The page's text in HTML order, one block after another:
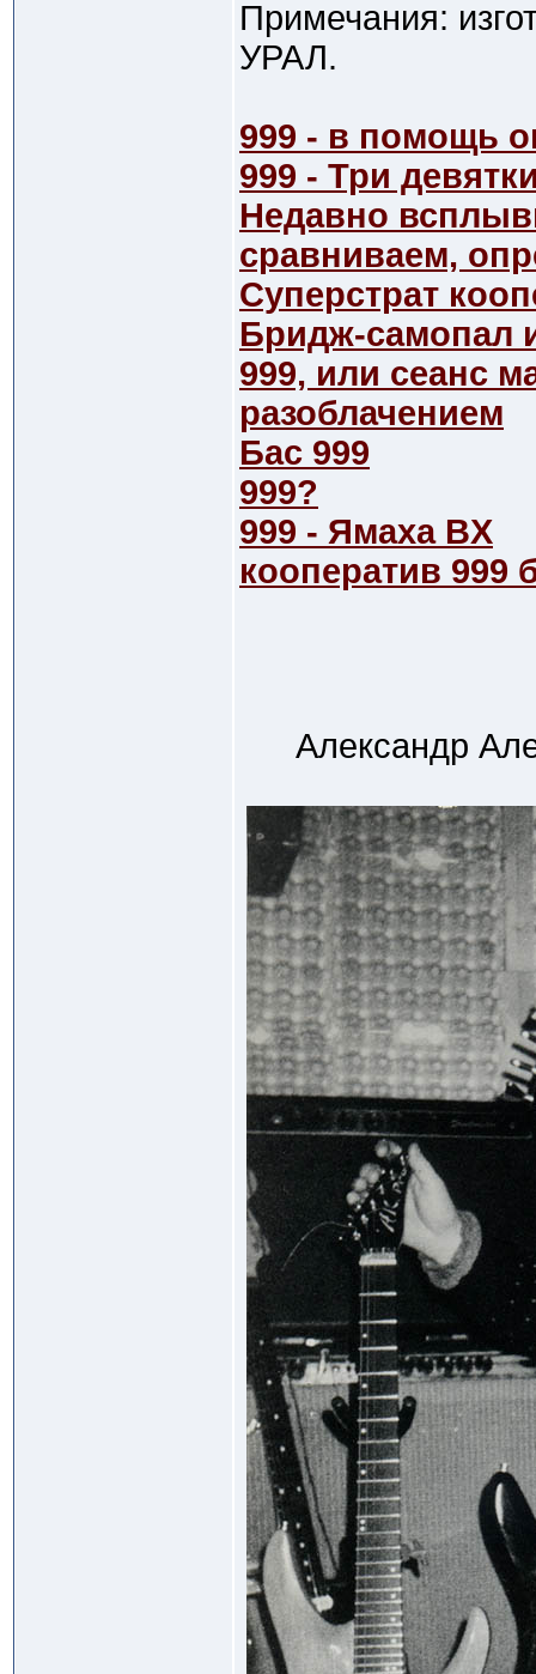
Примечания:
УРАЛ.
999 - в помощь
999 - Три
Недавно
сравниваем,
Суперстрат
Бридж-самопал
999, или сеанс
разоблачением
Бас 999
999?
999 - Ямаха BX
кооператив 999
Александр